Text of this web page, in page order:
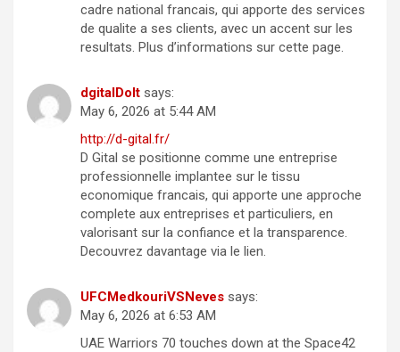
cadre national francais, qui apporte des services
de qualite a ses clients, avec un accent sur les
resultats. Plus d’informations sur cette page.
dgitalDoIt says:
May 6, 2026 at 5:44 AM
http://d-gital.fr/
D Gital se positionne comme une entreprise
professionnelle implantee sur le tissu
economique francais, qui apporte une approche
complete aux entreprises et particuliers, en
valorisant sur la confiance et la transparence.
Decouvrez davantage via le lien.
UFCMedkouriVSNeves says:
May 6, 2026 at 6:53 AM
UAE Warriors 70 touches down at the Space42